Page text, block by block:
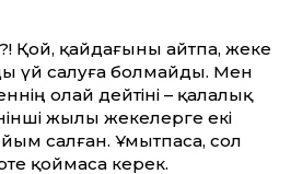
Қой, қайдағыны айтпа, жеке
үй салуға болмайды. Мен
олай дейтіні – қалалық
жылы жекелерге екі
салған. Ұмытпаса, сол
қоймаса керек.